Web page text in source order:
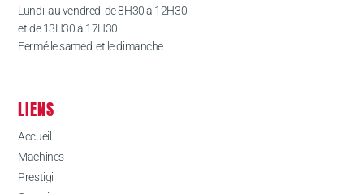
Lundi au vendredi de 8H30 à 12H30
et de 13H30 à 17H30
Fermé le samedi et le dimanche
LIENS
Accueil
Machines
Prestigi